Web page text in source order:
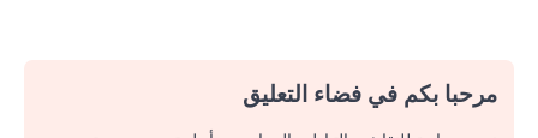
مرحبا بكم في فضاء التعليق